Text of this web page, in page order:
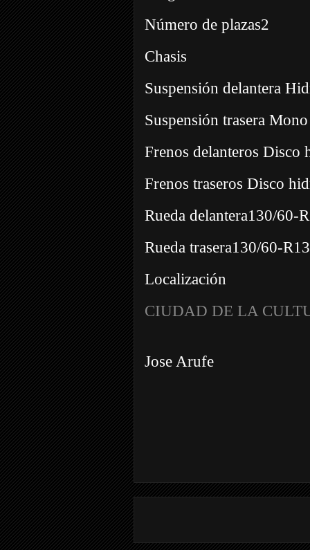
Número de plazas2
Chasis
Suspensión delantera
Suspensión trasera
Frenos delanteros Disco
Frenos traseros Disco
Rueda delantera130/60-
Rueda trasera130/60-R13
Localización
CIUDAD DE LA
Jose Arufe